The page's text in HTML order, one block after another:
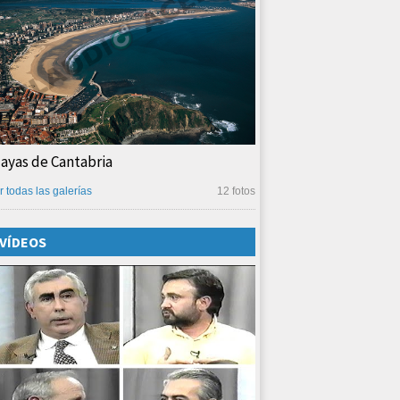
de Cantabria
12 fotos
todas las galerías
VÍDEOS